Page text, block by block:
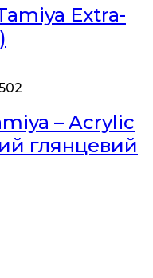
Extra-
– Acrylic
глянцевий